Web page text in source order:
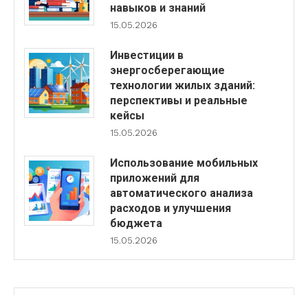
навыков и знаний
15.05.2026
Инвестиции в
энергосберегающие
технологии жилых зданий:
перспективы и реальные
кейсы
15.05.2026
Использование мобильных
приложений для
автоматического анализа
расходов и улучшения
бюджета
15.05.2026